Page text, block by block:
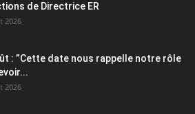
de Directrice ER
2026
: ”Cette date nous rappelle notre rôle
2026